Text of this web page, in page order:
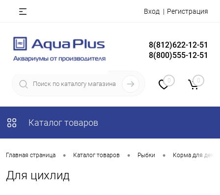
Вход Регистрация
8(812)622-12-51
8(800)555-12-51
0 0
Каталог товаров
Главная страница • Каталог товаров • Рыбки • Корма для
Для цихлид